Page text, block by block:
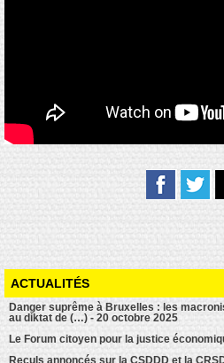
ACTUALITÉS
Danger suprême à Bruxelles : les
au diktat de (…) - 20 octobre 2025
Le Forum citoyen pour la justice
Reculs annoncés sur la CSDDD et la